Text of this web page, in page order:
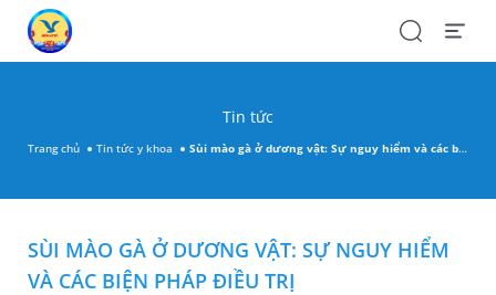
SearchOpen
Tin tức
Trang chủ Tin tức y khoa Sùi mào gà ở dương vật: Sự nguy hiểm và các biện pháp điều trị
SÙI MÀO GÀ Ở DƯƠNG VẬT: SỰ NGUY HIỂM
VÀ CÁC BIỆN PHÁP ĐIỀU TRỊ